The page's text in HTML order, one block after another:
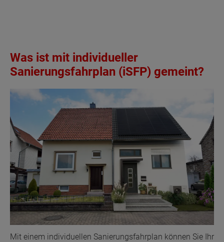
Was ist mit individueller
Sanierungsfahrplan (iSFP) gemeint?
Mit einem individuellen Sanierungsfahrplan können Sie Ihr